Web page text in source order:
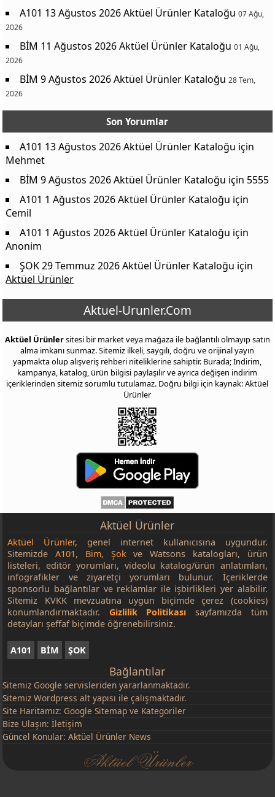
A101 13 Ağustos 2026 Aktüel Ürünler Kataloğu 07 Ağu,
2026
BİM 11 Ağustos 2026 Aktüel Ürünler Kataloğu 01 Ağu,
2026
BİM 9 Ağustos 2026 Aktüel Ürünler Kataloğu 28 Tem,
2026
Son Yorumlar
A101 13 Ağustos 2026 Aktüel Ürünler Kataloğu için
Mehmet
BİM 9 Ağustos 2026 Aktüel Ürünler Kataloğu için 5555
A101 1 Ağustos 2026 Aktüel Ürünler Kataloğu için
Cemil
A101 1 Ağustos 2026 Aktüel Ürünler Kataloğu için
Anonim
ŞOK 29 Temmuz 2026 Aktüel Ürünler Kataloğu için
Aktüel Ürünler
Aktuel-Urunler.Com
Aktüel Ürünlersitesi bir market veya mağaza ile bağlantılı olmayıp satın
alma imkanı sunmaz. Sitemiz ilkeli, saygılı, doğru ve orijinal yayın
yapmakta olup alışveriş rehberi niteliklerine sahiptir. Burada; İndirim,
kampanya, katalog, ürün bilgisi paylaşılır ve ayrıca değişen indirim
içeriklerinden sitemiz sorumlu tutulamaz. Doğru bilgi için kaynak: Aktüel
Ürünler
Aktüel Ürünler
Aktüel Ürünler, genel internet kullanıcısına uygundur.
SitemizdeA101, Bim, Şokve Watsons katalogları, ürün
listeleri, editör yorumları, videolu katalog/ürün anlatımları,
infografikler ve ziyaretçi yorumları bulunur. İçeriklerde
sponsorlu bağlantılar ve reklamlar ile işbirlikleri yer alabilir.
Sitemiz KVKK mevzuatına uygun biçimde çerez (cookies)
konumlandırmaktadır. Gizlilik Politikası sayfamızda tüm
detayları şeffaf biçimde öğrenebilirsiniz.
A101 BİM ŞOK
Bağlantılar
Sitemiz Google servisleriden yararlanmaktadır.
Sitemiz Wordpress alt yapısı ile çalışmaktadır.
Site Haritamız: Google Sitemap ve Kategoriler
Bize Ulaşın:İletişim
Güncel Konular:Aktüel Ürünler News